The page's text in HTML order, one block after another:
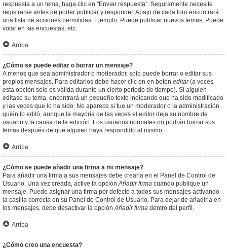
respuesta a un tema, haga clic en "Enviar respuesta". Seguramente necesite
registrarse antes de poder publicar y responder. Abajo de cada foro encontrará
una lista de acciones permitidas. Ejemplo: Puede publicar nuevos temas, Puede
votar en las encuestas, etc.
Arriba
¿Cómo se puede editar o borrar un mensaje?
A menos que sea administrador o moderador, solo puede borrar o editar sus
propios mensajes. Para editarlos debe hacer clic en en botón editar(a veces
esta opción solo es válida durante un cierto periodo de tiempo). Si alguien
editase su tema, encontrará un pequeño texto indicando que ha sido modificado
y las veces que lo ha sido. No aparece si fue un moderador o la administración
quién lo editó, aunque la mayoría de las veces el editor deja su nombre de
usuario y la causa de la edición. Los usuarios normales no podrán borrar sus
temas después de que alguien haya respondido al mismo.
Arriba
¿Cómo se puede añadir una firma a mi mensaje?
Para añadir una firma a sus mensajes debe crearla en el Panel de Control de
Usuario. Una vez creada, active la opciónAñadir firma cuando publique un
mensaje. Puede asignar una firma por defecto a todos sus mensajes activando
la casilla correcta en su Panel de Control de Usuario. Para dejar de añadirla en
los mensajes, debe desactivar la opciónAñadir firma dentro del perfil.
Arriba
¿Cómo creo una encuesta?